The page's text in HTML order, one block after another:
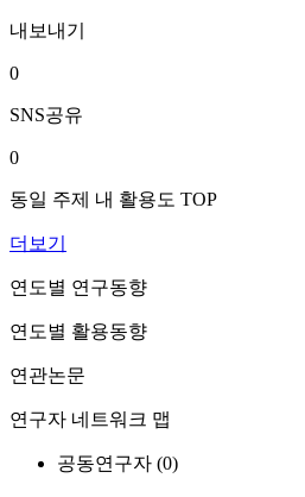
내보내기
0
SNS공유
0
동일 주제 내 활용도 TOP
더보기
연도별 연구동향
연도별 활용동향
연관논문
연구자 네트워크 맵
공동연구자 (0)